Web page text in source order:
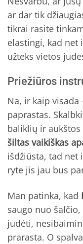
ar dar tik
tikrai rasite
elastingi, kad net
užteks vietos
Priežiūros
Na, ir kaip
paprastas.
baliklių ir
šiltas vaikiškas
išdžiūsta, tad net
ryte jis jau bus
Man patinka, kad
saugo nuo
judėti,
prarasta. O